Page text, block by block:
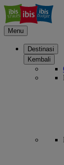
Menu
Destinasi
Kembali